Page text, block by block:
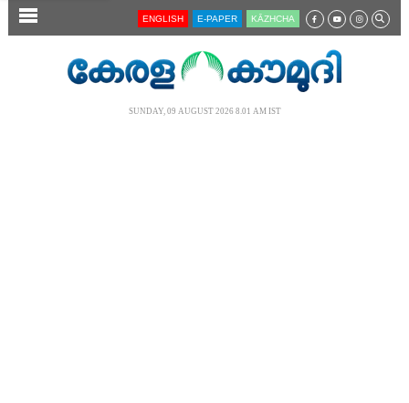
SECTIONS ENGLISH E-PAPER KĀZHCHA
SUNDAY, 09 AUGUST 2026 8.01 AM IST